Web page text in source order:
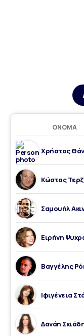
ΌΝΟΜΑ
Χρήστος
Κώστας
Σαμουήλ
Ειρήνη
Βαγγέλης
Ιφιγένεια
Δανάη